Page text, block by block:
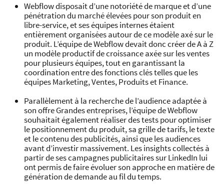
Webflow disposait d’une notoriété de marque et d’une
pénétration du marché élevées pour son produit en
libre-service, et ses équipes internes étaient
entièrement organisées autour de ce modèle axé sur le
produit. L’équipe de Webflow devait donc créer de A à Z
un modèle productif de croissance axée sur les ventes
pour plusieurs équipes, tout en garantissant la
coordination entre des fonctions clés telles que les
équipes Marketing, Ventes, Produits et Finance.
Parallèlement à la recherche de l’audience adaptée à
son offre Grandes entreprises, l’équipe de Webflow
souhaitait également réaliser des tests pour optimiser
le positionnement du produit, sa grille de tarifs, le texte
et le contenu des publicités, ainsi que les audiences
avant d’investir massivement. Les insights collectés à
partir de ses campagnes publicitaires sur LinkedIn lui
ont permis de faire évoluer son approche en matière de
génération de demande au fil du temps.